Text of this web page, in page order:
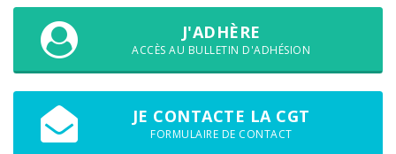
J'ADHÈRE
ACCÈS AU BULLETIN D'ADHÉSION
JE CONTACTE LA CGT
FORMULAIRE DE CONTACT